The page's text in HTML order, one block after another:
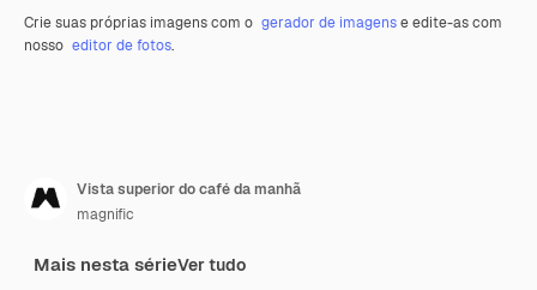
Crie suas próprias imagens com o gerador de imagense edite-as com
nosso editor de fotos.
Vista superior do café da manhã
magnific
Mais nesta sérieVer tudo